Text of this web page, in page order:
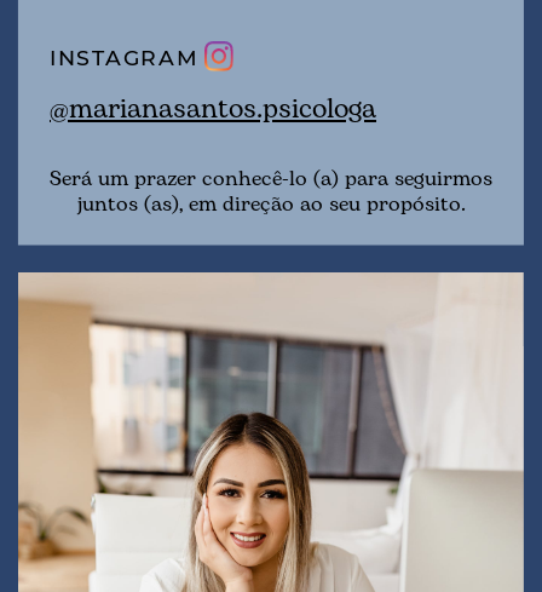
INSTAGRAM
@marianasantos.psicologa
Será um prazer conhecê-lo (a) para seguirmos
juntos (as), em direção ao seu propósito.